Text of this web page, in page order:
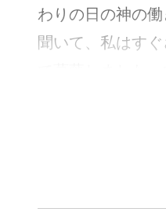
わりの日の神の
聞いて、私はす
き続け、こっそ
その翌日、母
勧めてきました